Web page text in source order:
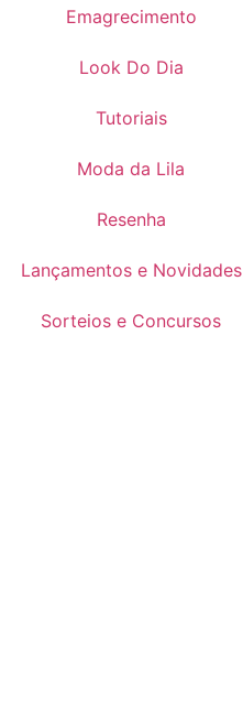
Emagrecimento
Look Do Dia
Tutoriais
Moda da Lila
Resenha
Lançamentos e Novidades
Sorteios e Concursos